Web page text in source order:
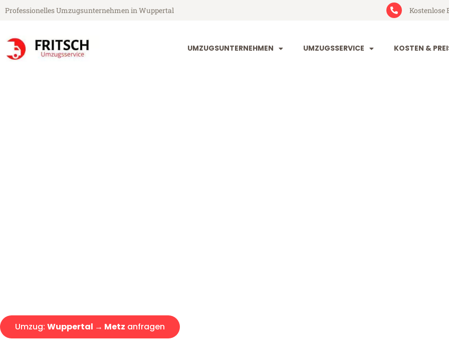
Professionelles Umzugsunternehmen in Wuppertal Kostenlose
UMZUGSUNTERNEHMEN UMZUGSSERVICE KOSTEN &
Umzug: Wuppertal → Metz anfragen